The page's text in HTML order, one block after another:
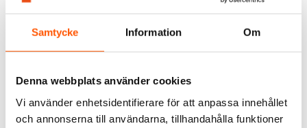
Samtycke Information Om
Denna webbplats använder cookies
Vi använder enhetsidentifierare för att anpassa innehållet
och annonserna till användarna, tillhandahålla funktioner